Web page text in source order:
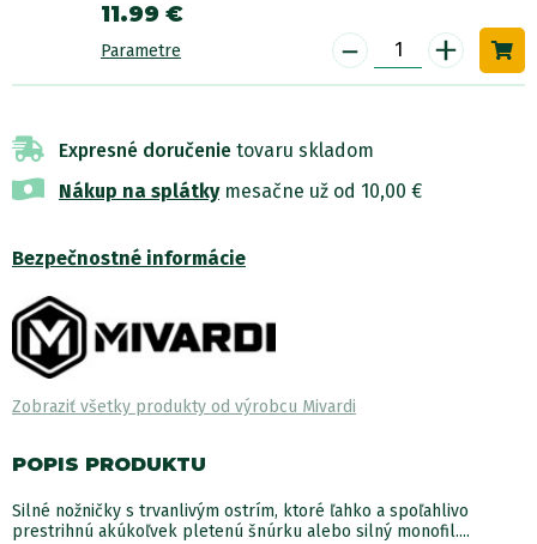
11.99 €
Parametre - +
Expresné doručenie tovaru skladom
Nákup na splátkymesačne už od 10,00 €
Bezpečnostné informácie
Zobraziť všetky produkty od výrobcu Mivardi
POPIS PRODUKTU
Silné nožničky s trvanlivým ostrím, ktoré ľahko a spoľahlivo
prestrihnú akúkoľvek pletenú šnúrku alebo silný monofil....